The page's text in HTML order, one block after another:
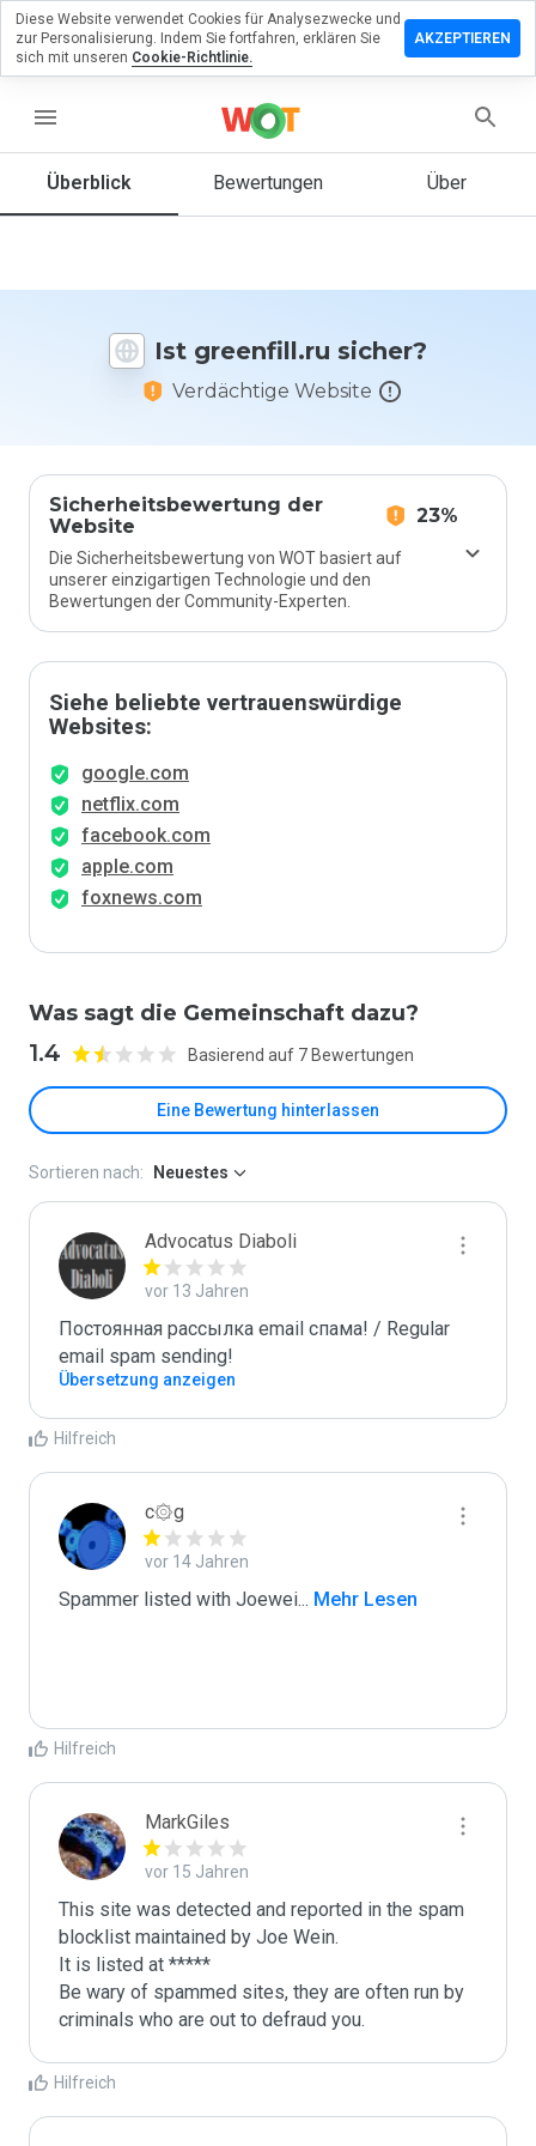
menu
Überblick Bewertungen Über
Ist greenfill.ru sicher?
Verdächtige Website
Sicherheitsbewertung der
Website
23%
Die Sicherheitsbewertung von WOT basiert auf
unserer einzigartigen Technologie und den
Bewertungen der Community-Experten.
Siehe beliebte vertrauenswürdige
Websites:
google.com
netflix.com
facebook.com
apple.com
foxnews.com
Was sagt die Gemeinschaft dazu?
1.4 Basierend auf 7 Bewertungen
Eine Bewertung hinterlassen
eine
würden
Sortieren nach: Neuestes
Advocatus Diaboli
vor 13 Jahren
Постоянная рассылка email спама! / Regular
email spam sending!
Übersetzung anzeigen
Hilfreich
c۞g
vor 14 Jahren
Spammer listed with Joewei... Mehr Lesen
Hilfreich
MarkGiles
vor 15 Jahren
This site was detected and reported in the spam
blocklist maintained by Joe Wein.
It is listed at *****
Be wary of spammed sites, they are often run by
criminals who are out to defraud you.
Hilfreich
Diese Website verwendet Cookies für Analysezwecke und
zur Personalisierung. Indem Sie fortfahren, erklären Sie
sich mit unseren Cookie-Richtlinie.
AKZEPTIEREN